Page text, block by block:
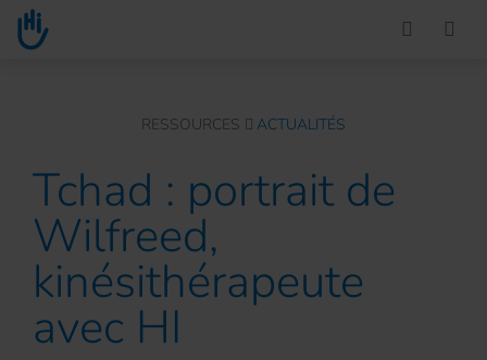
Go to main content
You are here :RESSOURCES ACTUALITÉS
Tchad : portrait de
Wilfreed,
kinésithérapeute
avec HI